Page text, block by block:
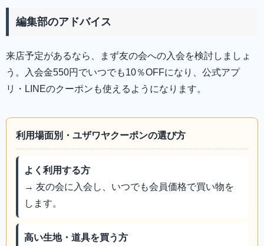
編集部のアドバイス
来店予定があるなら、まず友の会への入会を検討しましょ
う。入会金550円でいつでも10％OFFになり、公式アプ
リ・LINEのクーポンも使えるようになります。
利用場面別・ユザワヤクーポンの選び方
よく利用する方
→ 友の会に入会し、いつでも会員価格で買い物を
します。
高い生地・道具を買う方